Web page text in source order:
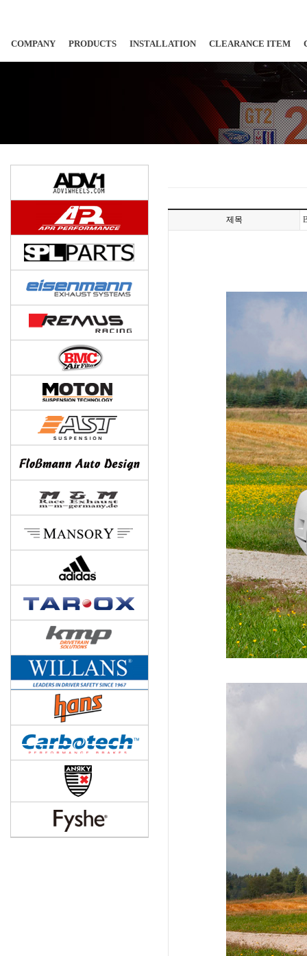
COMPANY PRODUCTS INSTALLATION CLEARANCE ITEM
제목